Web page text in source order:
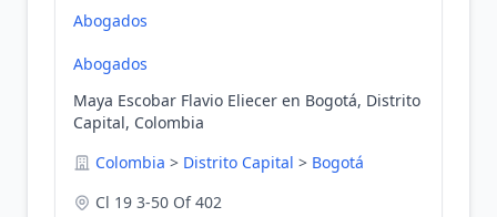
Abogados
Abogados
Maya Escobar Flavio Eliecer en Bogotá, Distrito
Capital, Colombia
Colombia > Distrito Capital > Bogotá
Cl 19 3-50 Of 402